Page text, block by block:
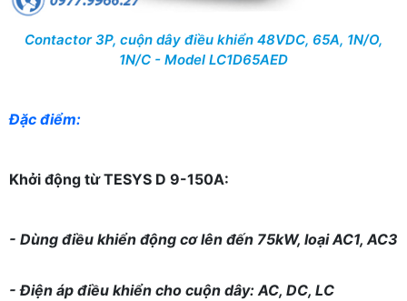
Contactor 3P, cuộn dây điều khiển 48VDC, 65A, 1N/O,
1N/C - Model LC1D65AED
Đặc điểm:
Khởi động từ TESYS D 9-150A:
- Dùng điều khiển động cơ lên đến 75kW, loại AC1, AC3
- Điện áp điều khiển cho cuộn dây: AC, DC, LC